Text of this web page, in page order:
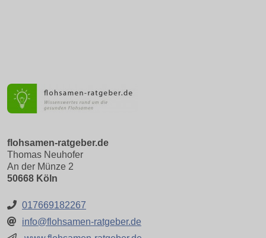
flohsamen-ratgeber.de
Thomas Neuhofer
An der Münze 2
50668 Köln
017669182267
info@flohsamen-ratgeber.de